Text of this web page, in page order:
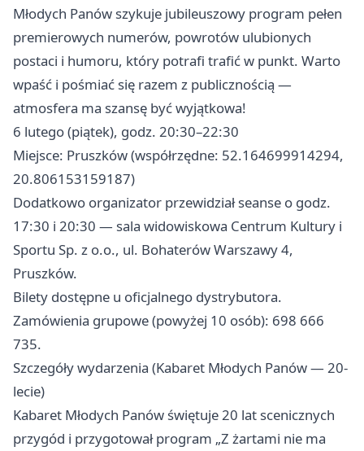
Młodych Panów szykuje jubileuszowy program pełen
premierowych numerów, powrotów ulubionych
postaci i humoru, który potrafi trafić w punkt. Warto
wpaść i pośmiać się razem z publicznością —
atmosfera ma szansę być wyjątkowa!
6 lutego (piątek), godz. 20:30–22:30
Miejsce: Pruszków (współrzędne: 52.164699914294,
20.806153159187)
Dodatkowo organizator przewidział seanse o godz.
17:30 i 20:30 — sala widowiskowa Centrum Kultury i
Sportu Sp. z o.o., ul. Bohaterów Warszawy 4,
Pruszków.
Bilety dostępne u oficjalnego dystrybutora.
Zamówienia grupowe (powyżej 10 osób): 698 666
735.
Szczegóły wydarzenia (Kabaret Młodych Panów — 20-
lecie)
Kabaret Młodych Panów świętuje 20 lat scenicznych
przygód i przygotował program „Z żartami nie ma